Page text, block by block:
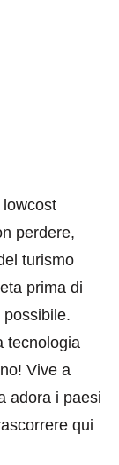
perdere,
turismo
prima di
tecnologia
Vive a
adora i paesi
qui